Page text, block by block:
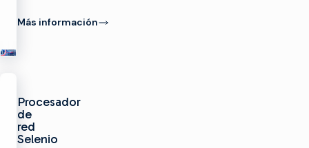
Más información
Procesador
de
red
Selenio